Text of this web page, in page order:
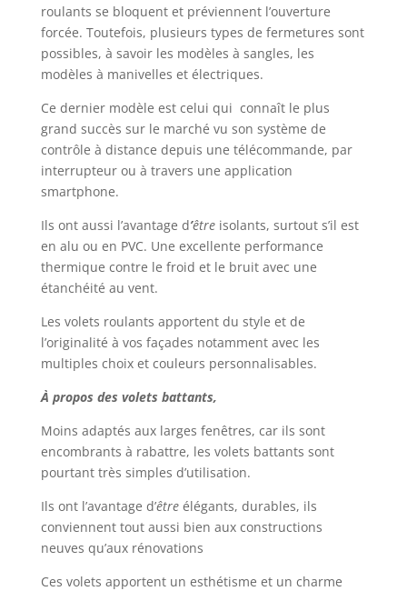
roulants se bloquent et préviennent l’ouverture
forcée. Toutefois, plusieurs types de fermetures sont
possibles, à savoir les modèles à sangles, les
modèles à manivelles et électriques.
Ce dernier modèle est celui qui connaît le plus
grand succès sur le marché vu son système de
contrôle à distance depuis une télécommande, par
interrupteur ou à travers une application
smartphone.
Ils ont aussi l’avantage d’êtreisolants, surtout s’il est
en alu ou en PVC. Une excellente performance
thermique contre le froid et le bruit avec une
étanchéité au vent.
Les volets roulants apportent du style et de
l’originalité à vos façades notamment avec les
multiples choix et couleurs personnalisables.
À propos des volets battants,
Moins adaptés aux larges fenêtres, car ils sont
encombrants à rabattre, les volets battants sont
pourtant très simples d’utilisation.
Ils ont l’avantage d’êtreélégants, durables, ils
conviennent tout aussi bien aux constructions
neuves qu’aux rénovations
Ces volets apportent un esthétisme et un charme